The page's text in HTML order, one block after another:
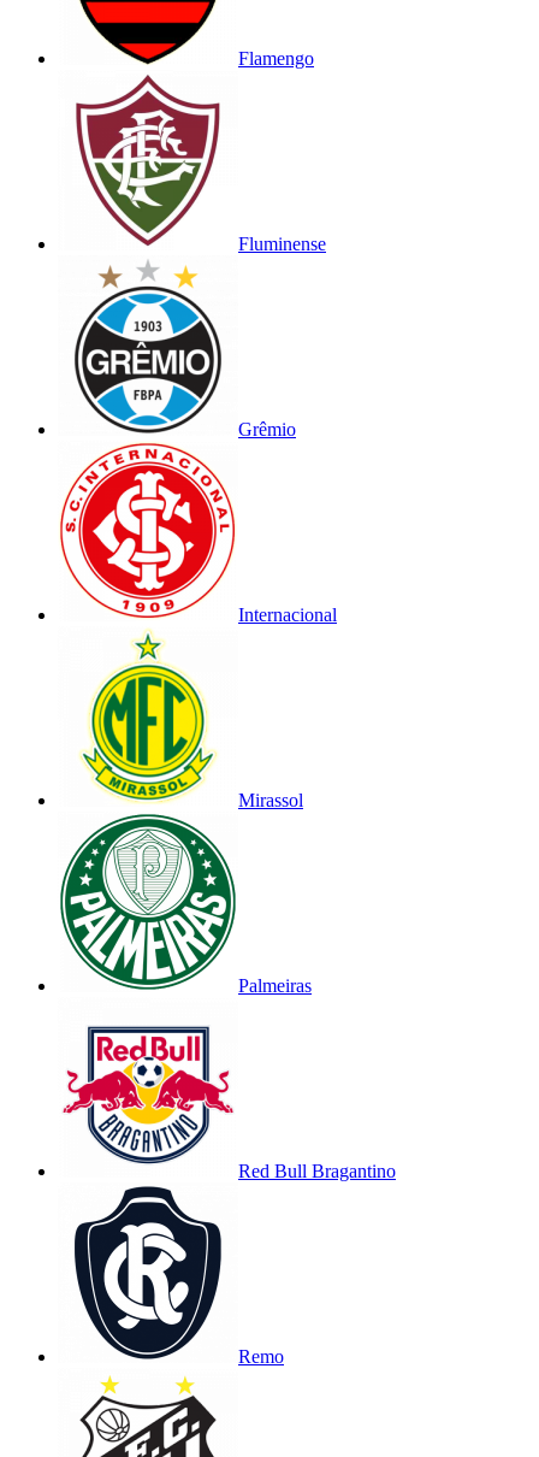
Flamengo
Fluminense
Grêmio
Internacional
Mirassol
Palmeiras
Red Bull Bragantino
Remo